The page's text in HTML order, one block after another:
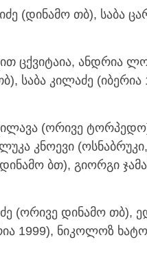
(დინამო თბ), საბა
ცქვიტაია, ანდრია
საბა კილაძე (იბერია
(ორივე
კნოევი (ოსნაბრუკი,
ბთ), გიორგი
(ორივე დინამო თბ),
1999), ნიკოლოზ